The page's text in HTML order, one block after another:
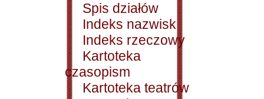
Spis działów
Indeks nazwisk
Indeks rzeczowy
Kartoteka
czasopism
Kartoteka teatrów